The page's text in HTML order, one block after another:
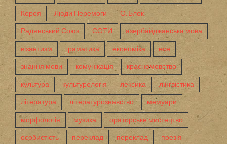
Корея Люди Перемоги О. Блок
Радянський Союз СОТИ азербайджанська мова
візантизм граматика економіка есе
знання мови комунікація красномовство
культура культурологія лексика лінгвістика
література літературознавство мемуари
морфологія музика ораторське мистецтво
особистість переклад переклад поезія